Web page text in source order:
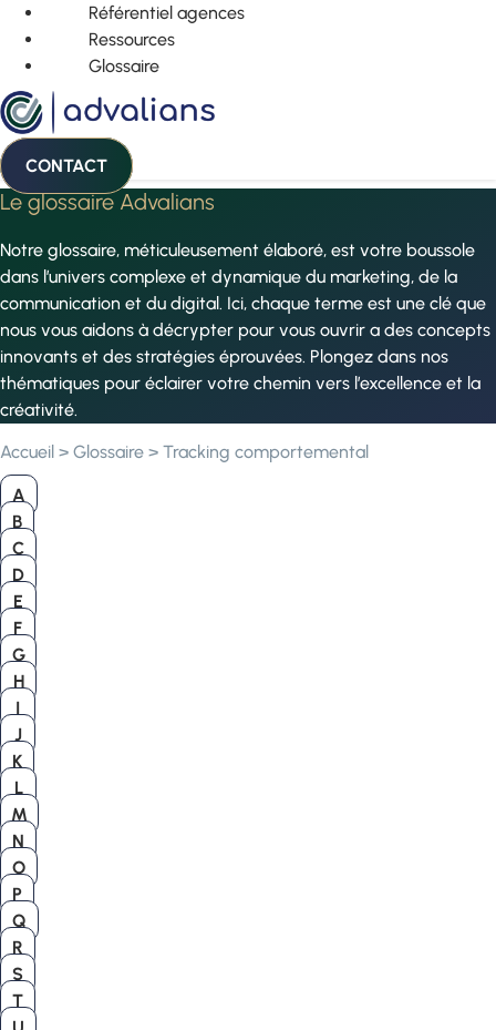
Référentiel agences
Ressources
Glossaire
CONTACT
Le glossaire Advalians
Notre glossaire, méticuleusement élaboré, est votre boussole
dans l’univers complexe et dynamique du marketing, de la
communication et du digital. Ici, chaque terme est une clé que
nous vous aidons à décrypter pour vous ouvrir a des concepts
innovants et des stratégies éprouvées. Plongez dans nos
thématiques pour éclairer votre chemin vers l’excellence et la
créativité.
Accueil > Glossaire > Tracking comportemental
A
B
C
D
E
F
G
H
I
J
K
L
M
N
O
P
Q
R
S
T